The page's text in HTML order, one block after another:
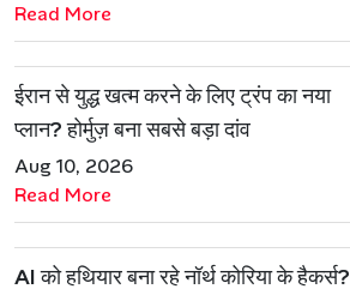
Read More
ईरान से युद्ध खत्म करने के लिए ट्रंप का नया
प्लान? होर्मुज़ बना सबसे बड़ा दांव
Aug 10, 2026
Read More
AI को हथियार बना रहे नॉर्थ कोरिया के हैकर्स?